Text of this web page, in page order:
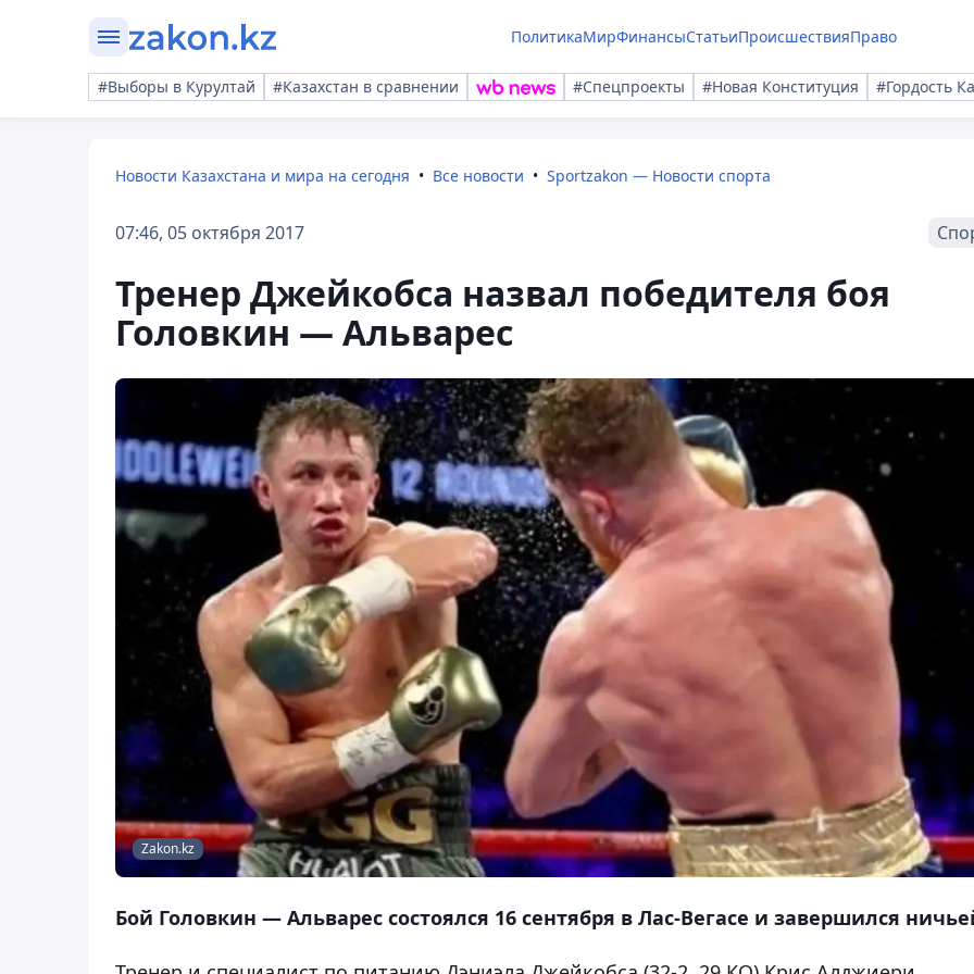
ПолитикаМирФинансыСтатьиПроисшествияПраво
#Выборы в Курултай #Казахстан в сравнении #Спецпроекты #Новая Конституция #Гордость
Новости Казахстана и мира на сегодня Все новости Sportzakon — Новости спорта
07:46, 05 октября 2017
Тренер Джейкобса назвал победителя боя
Головкин — Альварес
Zakon.kz
Бой Головкин — Альварес состоялся 16 сентября в Лас-Вегасе и завершился